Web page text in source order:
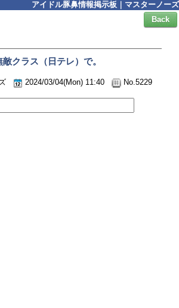
アイドル豚鼻情報掲示板｜マスターノーズ
Back
クラス（日テレ）で。
2024/03/04(Mon) 11:40
No.5229